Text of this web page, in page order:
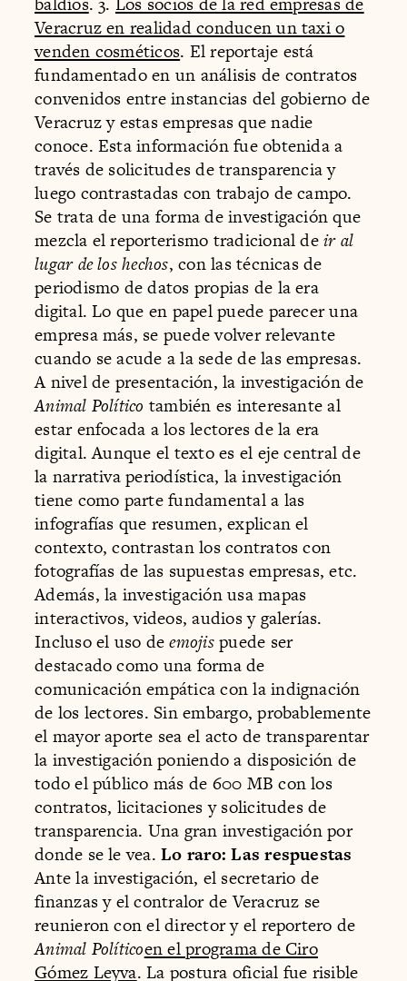
Veracruz en realidad conducen un taxi o
venden cosméticos. El reportaje está
fundamentado en un análisis de contratos
convenidos entre instancias del gobierno de
Veracruz y estas empresas que nadie
conoce. Esta información fue obtenida a
través de solicitudes de transparencia y
luego contrastadas con trabajo de campo.
Se trata de una forma de investigación que
mezcla el reporterismo tradicional deir al
lugar de los hechos, con las técnicas de
periodismo de datos propias de la era
digital. Lo que en papel puede parecer una
empresa más, se puede volver relevante
cuando se acude a la sede de las empresas.
A nivel de presentación, la investigación de
Animal Político también es interesante al
estar enfocada a los lectores de la era
digital. Aunque el texto es el eje central de
la narrativa periodística, la investigación
tiene como parte fundamental a las
infografías que resumen, explican el
contexto, contrastan los contratos con
fotografías de las supuestas empresas, etc.
Además, la investigación usa mapas
interactivos, videos, audios y galerías.
Incluso el uso deemojispuede ser
destacado como una forma de
comunicación empática con la indignación
de los lectores. Sin embargo, probablemente
el mayor aporte sea el acto de transparentar
la investigación poniendo a disposición de
todo el público más de 600 MB con los
contratos, licitaciones y solicitudes de
transparencia. Una gran investigación por
donde se le vea.Lo raro: Las respuestas
Ante la investigación, el secretario de
finanzas y el contralor de Veracruz se
reunieron con el director y el reportero de
Animal Políticoen el programa de Ciro
Gómez Leyva. La postura oficial fue risible